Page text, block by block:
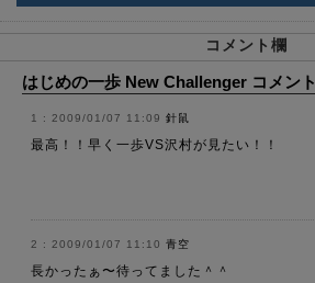
コメント欄
はじめの一歩 New Challenger コメント
2009/01/07 11:09 針鼠
最高！！早く一歩VS沢村が見たい！！
2009/01/07 11:10 青空
長かったぁ〜待ってました＾＾